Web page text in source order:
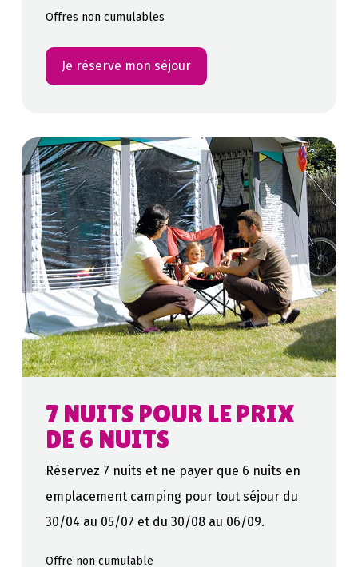
Offres non cumulables
Je réserve mon séjour
7 NUITS POUR LE PRIX
DE 6 NUITS
Réservez 7 nuits et ne payer que 6 nuits en
emplacement camping pour tout séjour du
30/04 au 05/07 et du 30/08 au 06/09.
Offre non cumulable